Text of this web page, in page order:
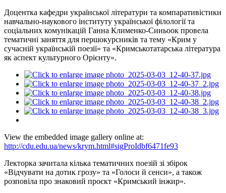
Доцентка кафедри української літератури та компаративістики
навчально-наукового інституту української філології та
соціальних комунікацій Ганна Клименко-Синьоок провела
тематичні заняття для першокурсників та тему «Крим у
сучасній українській поезії» та «Кримськотатарська література
як аспект культурного Орієнту».
View the embedded image gallery online at:
http://cdu.edu.ua/news/krym.html#sigProIdbf6471fe93
Лекторка зачитала кілька тематичних поезій зі збірок
«Відчувати на дотик грозу» та «Голоси й сенси», а також
розповіла про знаковий проєкт «Кримський інжир».